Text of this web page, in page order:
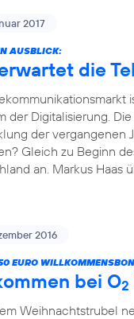
2017
AUSBLICK:
die
der Digitalisierung.
der vergangenen
Gleich zu Beginn
an. Markus Haas
2016
EURO
bei O2
Weihnachtstrubel